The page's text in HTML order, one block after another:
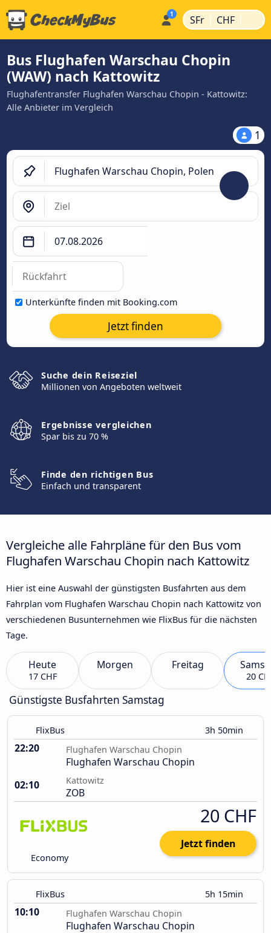
SFr | CHF |
Bus Flughafen Warschau Chopin
(WAW) nach Kattowitz
Flughafentransfer Flughafen Warschau Chopin - Kattowitz:
Alle Anbieter im Vergleich
1
Unterkünfte finden mit Booking.com
Jetzt finden
Suche dein Reiseziel
Millionen von Angeboten weltweit
Ergebnisse vergleichen
Spar bis zu 70 %
Finde den richtigen Bus
Einfach und transparent
Vergleiche alle Fahrpläne für den Bus vom
Flughafen Warschau Chopin nach Kattowitz
Hier ist eine Auswahl der günstigsten Busfahrten aus dem
Fahrplan vom Flughafen Warschau Chopin nach Kattowitz von
verschiedenen Busunternehmen wie FlixBus für die nächsten
Tage.
Heute
17 CHF
Morgen Freitag
20
Günstigste Busfahrten Samstag
FlixBus 3h 50min
22:20 Flughafen Warschau Chopin
Flughafen Warschau Chopin
02:10
Kattowitz
ZOB
Economy
20 CHF
Jetzt finden
FlixBus 5h 15min
10:10 Flughafen Warschau Chopin
Flughafen Warschau Chopin